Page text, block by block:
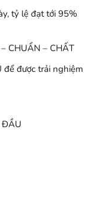
tỷ lệ đạt tới 95%
CHUẨN – CHẤT
để được trải nghiệm
ĐẦU